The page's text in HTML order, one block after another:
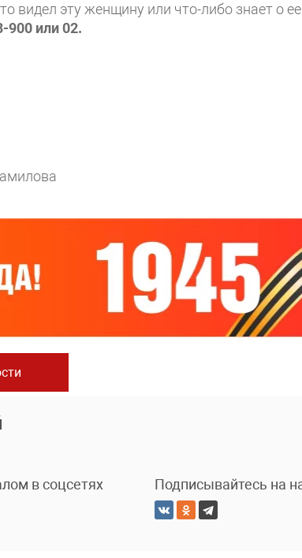
видел эту женщину или что-либо знает о
900 или 02.
в соцсетях Подписывайтесь на